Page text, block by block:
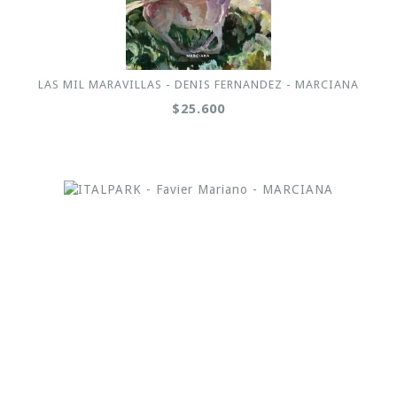
LAS MIL MARAVILLAS - DENIS FERNANDEZ - MARCIANA
$25.600